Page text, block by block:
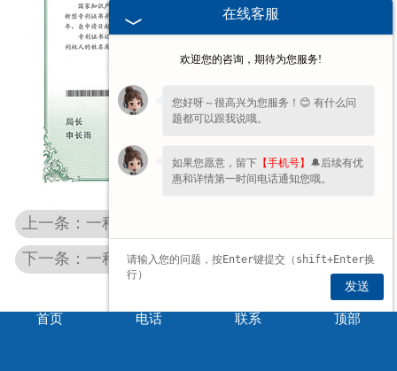
上一条：一种防水卷材生产机用收卷机
下一条：一种带有加热功能的沥青罐
首页 电话 联系 顶部
在线客服
欢迎您的咨询，期待为您服务!
您好呀～很高兴为您服务！😊 有什么问
题都可以跟我说哦。
如果您愿意，留下 【手机号】 🔔后续有优
惠和详情第一时间电话通知您哦。
发送